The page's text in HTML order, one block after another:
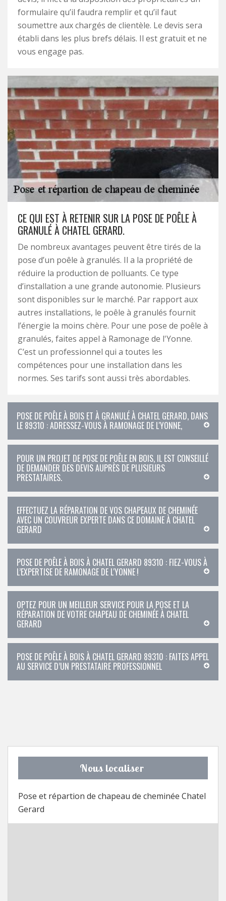
formulaire qu’il faudra remplir et qu’il faut
soumettre aux chargés de clientèle. Le devis sera
établi dans les plus brefs délais. Il est gratuit et ne
vous engage pas.
CE QUI EST À RETENIR SUR LA POSE DE POÊLE À
GRANULÉ À CHATEL GERARD.
De nombreux avantages peuvent être tirés de la
pose d’un poêle à granulés. Il a la propriété de
réduire la production de polluants. Ce type
d’installation a une grande autonomie. Plusieurs
sont disponibles sur le marché. Par rapport aux
autres installations, le poêle à granulés fournit
l’énergie la moins chère. Pour une pose de poêle à
granulés, faites appel à Ramonage de l'Yonne.
C’est un professionnel qui a toutes les
compétences pour une installation dans les
normes. Ses tarifs sont aussi très abordables.
POSE DE POÊLE À BOIS ET À GRANULÉ À CHATEL GERARD, DANS
LE 89310 : ADRESSEZ-VOUS À RAMONAGE DE L'YONNE,
POUR UN PROJET DE POSE DE POÊLE EN BOIS, IL EST CONSEILLÉ
DE DEMANDER DES DEVIS AUPRÈS DE PLUSIEURS
PRESTATAIRES.
EFFECTUEZ LA RÉPARATION DE VOS CHAPEAUX DE CHEMINÉE
AVEC UN COUVREUR EXPERTE DANS CE DOMAINE À CHATEL
GERARD
POSE DE POÊLE À BOIS À CHATEL GERARD 89310 : FIEZ-VOUS À
L’EXPERTISE DE RAMONAGE DE L'YONNE !
OPTEZ POUR UN MEILLEUR SERVICE POUR LA POSE ET LA
RÉPARATION DE VOTRE CHAPEAU DE CHEMINÉE À CHATEL
GERARD
POSE DE POÊLE À BOIS À CHATEL GERARD 89310 : FAITES APPEL
AU SERVICE D’UN PRESTATAIRE PROFESSIONNEL
Nous localiser
Pose et répartion de chapeau de cheminée Chatel
Gerard